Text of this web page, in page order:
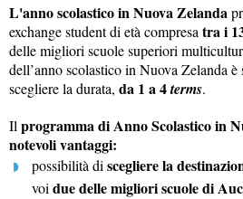
L'anno scolastico in Nuova Zelanda
exchange student di età compresa tra i
delle migliori scuole superiori
dell’anno scolastico in Nuova Zelanda
scegliere la durata, da 1 a 4terms.
Il programma di Anno Scolastico in
notevoli vantaggi:
possibilità di scegliere la
voi due delle migliori scuole di